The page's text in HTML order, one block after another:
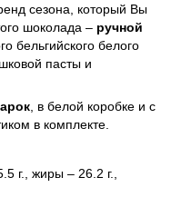
сезона, который Вы
шоколада – ручной
бельгийского белого
пасты и
, в белой коробке и с
в комплекте.
г., жиры – 26.2 г.,